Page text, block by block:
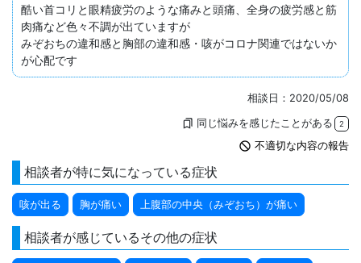
酷い首コリと眼精疲労のような痛みと頭痛、全身の疲労感と筋
肉痛など色々不調が出ていますが
みぞおちの違和感と胸部の違和感・咳がコロナ関連ではないか
が心配です
相談日：2020/05/08
bookmarks 同じ悩みを感じたことがある 2
not_interested 不適切な内容の報告
相談者が特に気になっている症状
咳が出る 胸が痛い 上腹部の中央（みぞおち）が痛い
相談者が感じているその他の症状